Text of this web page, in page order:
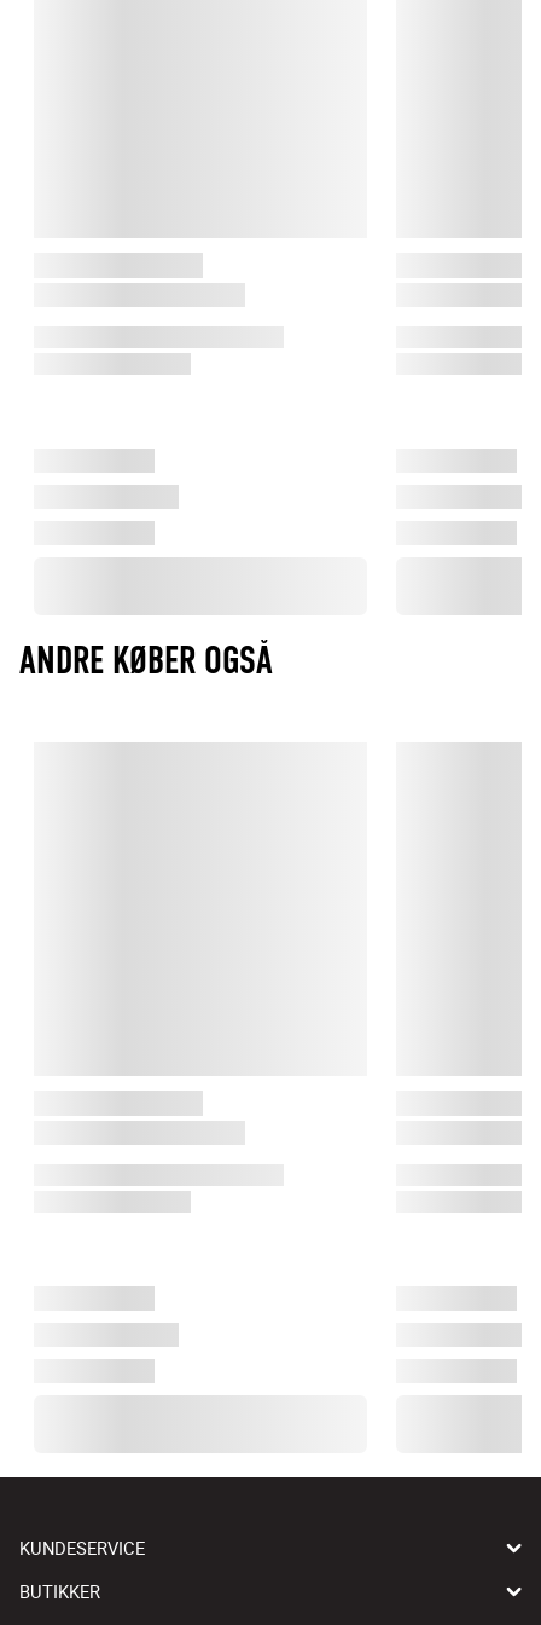
ANDRE KØBER OGSÅ
KUNDESERVICE
BUTIKKER